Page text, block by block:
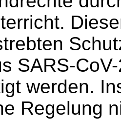
SARS-
werden.
Regelung